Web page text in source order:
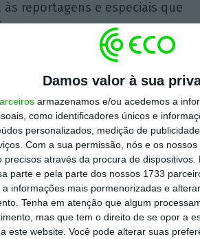
Damos valor à sua
armazenamos e/ou acedemos a
como identificadores únicos e
personalizados, medição de
Com a sua permissão, nós e os
precisos através da procura de
parte e pela parte dos nossos 1733
informações mais pormenorizadas e
Tenha em atenção que algum
mas que tem o direito de se opor a
este website. Você pode alterar suas
reportagens e especiais que
o ECO e os seus
é o jornalismo independente,
já
os planos